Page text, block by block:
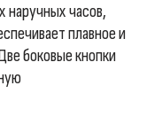
наручных часов,
плавное и
боковые кнопки